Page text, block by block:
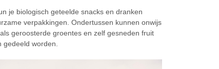
je biologisch geteelde snacks en dranken
verpakkingen. Ondertussen kunnen onwijs
geroosterde groentes en zelf gesneden fruit
gedeeld worden.